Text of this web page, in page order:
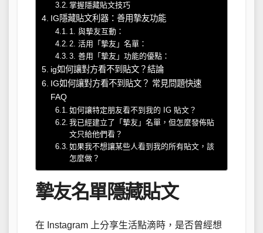
掌握隱藏貼文技巧
IG隱藏貼文利器：善用摯友功能
1. 與摯友互動：
2. 活用「摯友」名單：
3. 善用「摯友」功能的優點：
ig如何讓對方看不到貼文？結論
IG如何讓對方看不到貼文？ 常見問題快速
FAQ
如何讓特定朋友看不到我的 IG 貼文？
我已經建立了「摯友」名單，但怎麼發佈貼
文只給他們看？
如果我不想讓某些人看到我的所有貼文，該
怎麼做？
摯友名單隱藏貼文
在 Instagram 上分享生活點滴時，是否曾經想